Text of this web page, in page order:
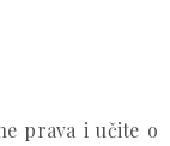
prava i učite o